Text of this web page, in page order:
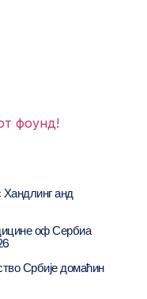
фоунд!
анд
оф Сербиа
Србије домаћин